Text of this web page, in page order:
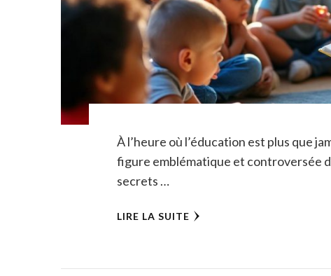
À l’heure où l’éducation est plus que
figure emblématique et controversée
secrets …
LIRE LA SUITE